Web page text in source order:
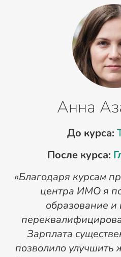
Анна
До курса:
После курса:
«Благодаря курсам
центра ИМО я
образование и
Зарплата
позволило